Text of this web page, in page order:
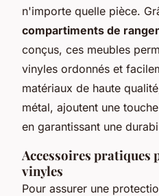
n'importe quelle pièce.
compartiments de
conçus, ces meubles
vinyles ordonnés et
matériaux de haute
métal, ajoutent une
en garantissant une
Accessoires pratiques
vinyles
Pour assurer une